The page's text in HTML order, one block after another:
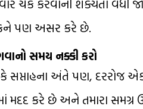
પણ અસર કરે છે.
સમય નક્કી કરો
સપ્તાહના અંતે પણ, દરરોજ
મદદ કરે છે અને તમારા